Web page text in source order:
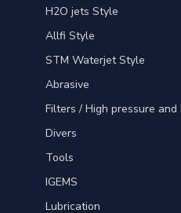
H2O jets Style
Allfi Style
STM Waterjet Style
Abrasive
Filters / High pressure
Divers
Tools
IGEMS
Lubrication